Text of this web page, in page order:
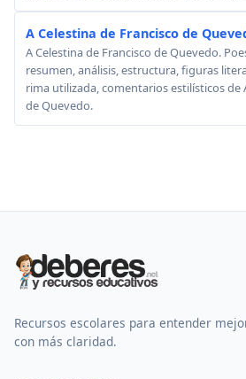
A Celestina de Francisco de
A Celestina de Francisco de Quevedo.
resumen, análisis, estructura, figuras
rima utilizada, comentarios estilísticos de
de Quevedo.
Recursos escolares para entender
con más claridad.